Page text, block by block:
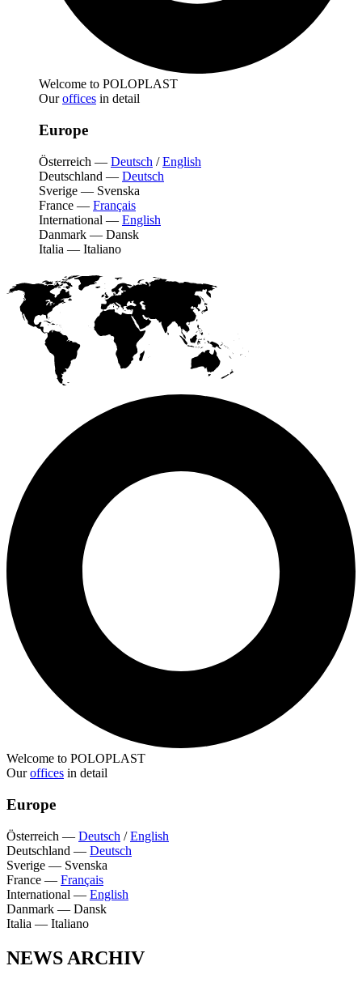
Welcome to POLOPLAST
Ouroffices in detail
Europe
Österreich — Deutsch /English
Deutschland — Deutsch
Sverige — Svenska
France — Français
International — English
Danmark — Dansk
Italia — Italiano
Welcome to POLOPLAST
Ouroffices in detail
Europe
Österreich — Deutsch /English
Deutschland — Deutsch
Sverige — Svenska
France — Français
International — English
Danmark — Dansk
Italia — Italiano
NEWS ARCHIV